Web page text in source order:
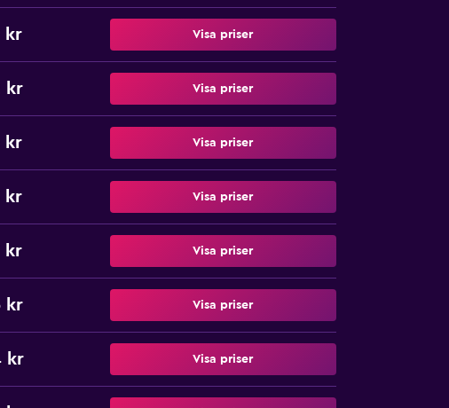
kr Visa priser
kr Visa priser
kr Visa priser
kr Visa priser
kr Visa priser
kr Visa priser
kr Visa priser